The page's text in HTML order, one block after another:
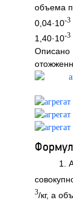
объема
0,04·10-3
1,40·10-3
Описано
1.
3/кг, а